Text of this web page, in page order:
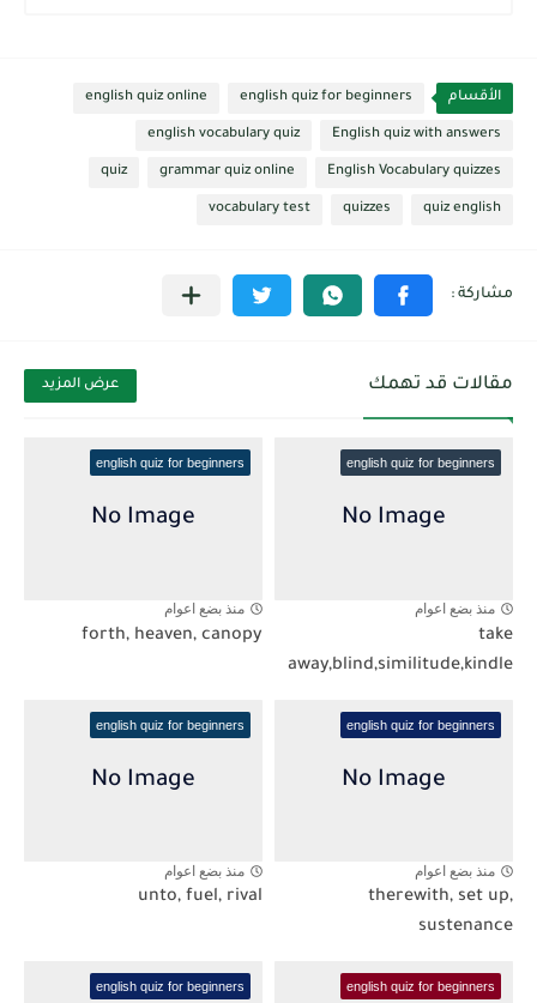
الأقسام english quiz for beginners
english quiz online
English quiz with answers
english vocabulary quiz
English Vocabulary quizzes
grammar quiz online
quiz
quiz english
quizzes
vocabulary test
مقالات قد تهمك عرض المزيد
english quiz for beginners
منذ بضع اعوام
take
away,blind,similitude,kindle
english quiz for beginners
منذ بضع اعوام
forth, heaven, canopy
english quiz for beginners
منذ بضع اعوام
therewith, set up,
sustenance
english quiz for beginners
منذ بضع اعوام
unto, fuel, rival
english quiz for beginners
english quiz for beginners